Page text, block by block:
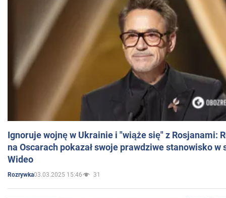
Ignoruje wojnę w Ukrainie i "wiąże się" z Rosjanami:
na Oscarach pokazał swoje prawdziwe stanowisko w
Wideo
Rozrywka03.03.2025 15:46 31